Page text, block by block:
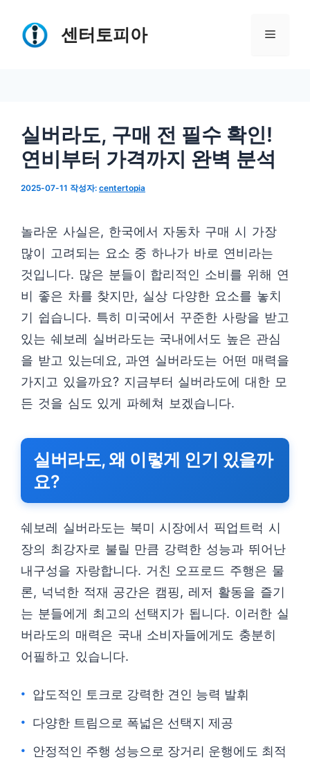
센터토피아 메
실버라도, 구매 전 필수 확인!
연비부터 가격까지 완벽 분석
2025-07-11 작성자: centertopia
놀라운 사실은, 한국에서 자동차 구매 시 가장
많이 고려되는 요소 중 하나가 바로 연비라는
것입니다. 많은 분들이 합리적인 소비를 위해 연
비 좋은 차를 찾지만, 실상 다양한 요소를 놓치
기 쉽습니다. 특히 미국에서 꾸준한 사랑을 받고
있는 쉐보레 실버라도는 국내에서도 높은 관심
을 받고 있는데요, 과연 실버라도는 어떤 매력을
가지고 있을까요? 지금부터 실버라도에 대한 모
든 것을 심도 있게 파헤쳐 보겠습니다.
실버라도, 왜 이렇게 인기 있을까
요?
쉐보레 실버라도는 북미 시장에서 픽업트럭 시
장의 최강자로 불릴 만큼 강력한 성능과 뛰어난
내구성을 자랑합니다. 거친 오프로드 주행은 물
론, 넉넉한 적재 공간은 캠핑, 레저 활동을 즐기
는 분들에게 최고의 선택지가 됩니다. 이러한 실
버라도의 매력은 국내 소비자들에게도 충분히
어필하고 있습니다.
압도적인 토크로 강력한 견인 능력 발휘
다양한 트림으로 폭넓은 선택지 제공
안정적인 주행 성능으로 장거리 운행에도 최적